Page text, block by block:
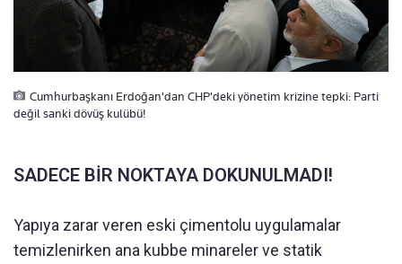
Cumhurbaşkanı Erdoğan'dan CHP'deki yönetim krizine tepki: Parti
değil sanki dövüş kulübü!
SADECE BİR NOKTAYA DOKUNULMADI!
Yapıya zarar veren eski çimentolu uygulamalar
temizlenirken ana kubbe minareler ve statik